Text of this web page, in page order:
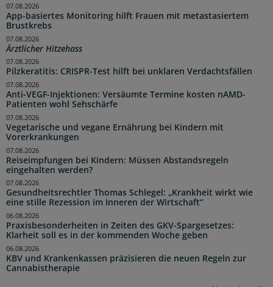
App-basiertes Monitoring hilft Frauen mit metastasiertem
Brustkrebs
07.08.2026
Ärztlicher Hitzehass
07.08.2026
Pilzkeratitis: CRISPR-Test hilft bei unklaren Verdachtsfällen
07.08.2026
Anti-VEGF-Injektionen: Versäumte Termine kosten nAMD-
Patienten wohl Sehschärfe
07.08.2026
Vegetarische und vegane Ernährung bei Kindern mit
Vorerkrankungen
07.08.2026
Reiseimpfungen bei Kindern: Müssen Abstandsregeln
eingehalten werden?
07.08.2026
Gesundheitsrechtler Thomas Schlegel: „Krankheit wirkt wie
eine stille Rezession im Inneren der Wirtschaft“
07.08.2026
Praxisbesonderheiten in Zeiten des GKV-Spargesetzes:
Klarheit soll es in der kommenden Woche geben
06.08.2026
KBV und Krankenkassen präzisieren die neuen Regeln zur
Cannabistherapie
06.08.2026